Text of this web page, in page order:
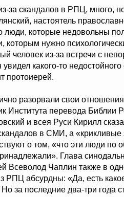
за скандалов в РПЦ, много,
настоятель
люди, которые недовольны
которым нужно
человек из-за встречи с
какого-то
протоиерей.
разорвали свои
Института перевода Библии
и всея Руси Кирилл
в СМИ, а «крикливые
о том, «что эти люди по
Глава
Всеволод Чаплин также в
РПЦ абсурдны: «Да, есть
за последние два-три года